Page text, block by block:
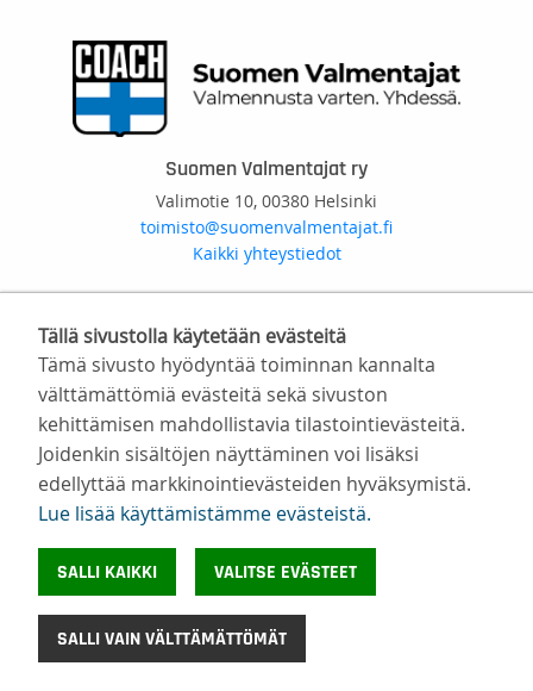
Tällä sivustolla käytetään evästeitä
Tämä sivusto hyödyntää toiminnan kannalta
välttämättömiä evästeitä sekä sivuston
kehittämisen mahdollistavia tilastointievästeitä.
Joidenkin sisältöjen näyttäminen voi lisäksi
edellyttää markkinointievästeiden hyväksymistä.
Lue lisää käyttämistämme evästeistä.​​​​​​
SALLI KAIKKI
SALLI VAIN VÄLTTÄMÄTTÖMÄT
VALITSE EVÄSTEET
Suomen Valmentajat ry
Valimotie 10, 00380 Helsinki
toimisto@suomenvalmentajat.fi
Kaikki yhteystiedot
Tietosuoja
Evästeiden käyttö
©Suomen Valmentajat 2026